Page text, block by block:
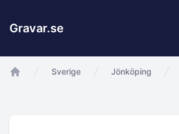
Gravar.se
Sverige Jönköping